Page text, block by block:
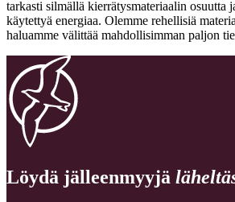
tarkasti silmällä kierrätysmateriaalin osuutta
käytettyä energiaa. Olemme rehellisiä
haluamme välittää mahdollisimman paljon
Löydä jälleenmyyjä